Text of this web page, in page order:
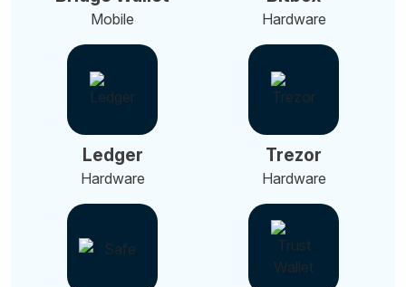
Mobile Hardware
Ledger
Hardware
Trezor
Hardware